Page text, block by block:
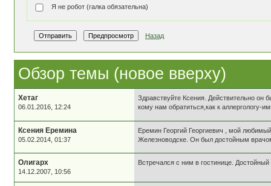
Я не робот (галка обязательна)
Назад
Обзор темы (новое вверху)
Хетаг
06.01.2016, 12:24
Здравствуйте Ксения. Действительно он
кому нам обратиться,как к аллергологу-
Ксения Еремина
05.02.2014, 01:37
Еремин Георгий Георгиевич , мой
Железноводске. Он был достойным
Олигарх
14.12.2007, 10:56
Встречался с ним в гостинице. Достойный